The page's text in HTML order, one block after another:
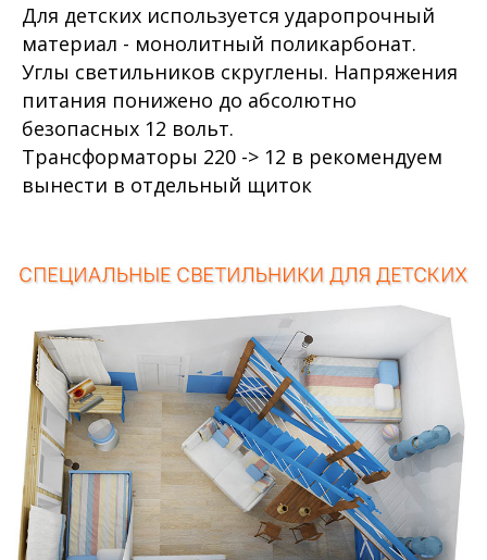
Для детских используется ударопрочный
материал - монолитный поликарбонат.
Углы светильников скруглены. Напряжения
питания понижено до абсолютно
безопасных 12 вольт.
Трансформаторы 220 -> 12 в рекомендуем
вынести в отдельный щиток